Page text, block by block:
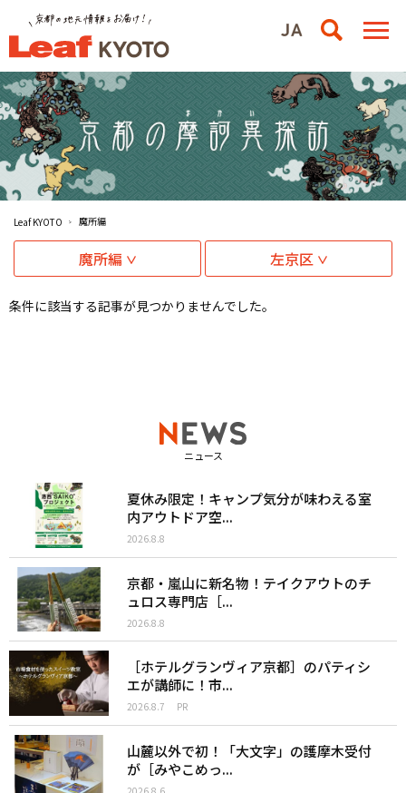
Leaf KYOTO 魔所編
魔所編 左京区
条件に該当する記事が見つかりませんでした。
ニュース
夏休み限定！キャンプ気分が味わえる室
内アウトドア空...
2026.8.8
京都・嵐山に新名物！テイクアウトのチ
ュロス専門店［...
2026.8.8
［ホテルグランヴィア京都］のパティシ
エが講師に！市...
2026.8.7 PR
山麓以外で初！「大文字」の護摩木受付
が［みやこめっ...
2026.8.6